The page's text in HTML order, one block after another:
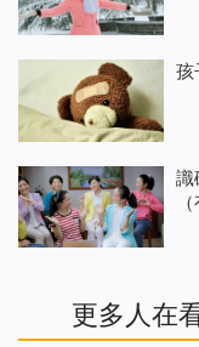
孩
識
更多人在